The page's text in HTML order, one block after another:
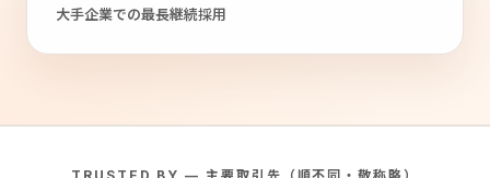
大手企業での最長継続採用